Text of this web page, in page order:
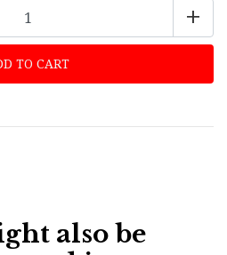
+
also be